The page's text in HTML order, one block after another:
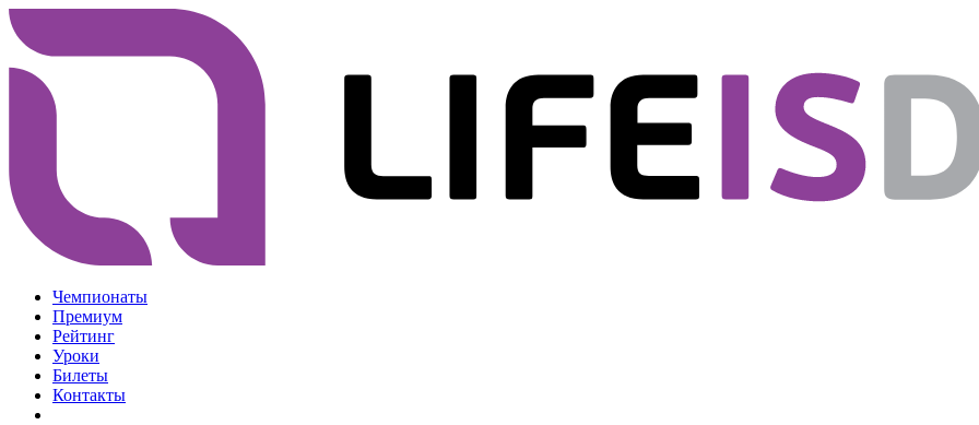
Чемпионаты
Премиум
Рейтинг
Уроки
Билеты
Контакты